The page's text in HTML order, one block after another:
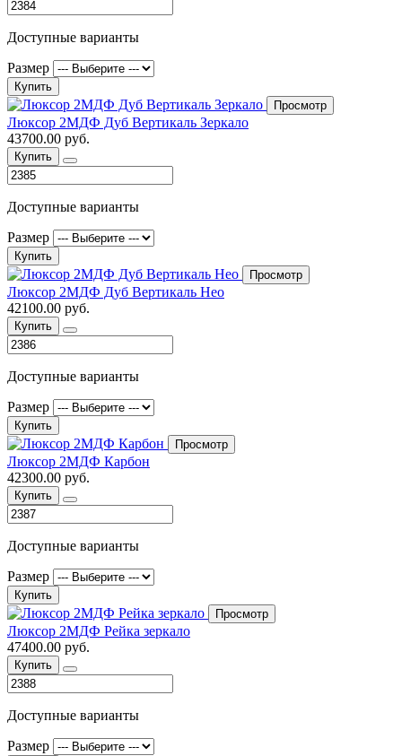
Доступные варианты
Размер
Купить
Просмотр
Люксор 2МДФ Дуб Вертикаль Зеркало
43700.00 руб.
Купить
Доступные варианты
Размер
Купить
Просмотр
Люксор 2МДФ Дуб Вертикаль Нео
42100.00 руб.
Купить
Доступные варианты
Размер
Купить
Просмотр
Люксор 2МДФ Карбон
42300.00 руб.
Купить
Доступные варианты
Размер
Купить
Просмотр
Люксор 2МДФ Рейка зеркало
47400.00 руб.
Купить
Доступные варианты
Размер